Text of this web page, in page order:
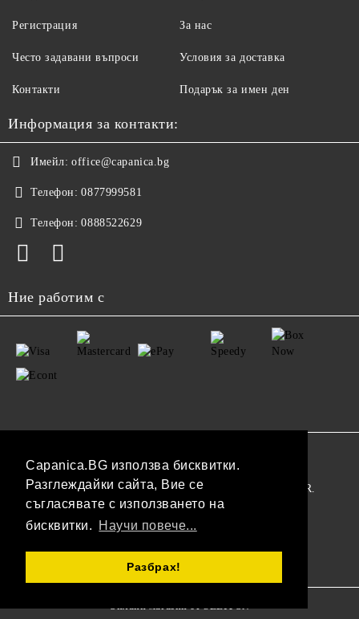
Capanica.BG използва бисквитки.
Разглеждайки сайта, Вие се
съгласявате с използването на
бисквитки.
Научи повече...
Разбрах!
Регистрация
Често задавани въпроси
Контакти
За нас
Условия за доставка
Подарък за имен ден
Информация за контакти:
Имейл: office@capanica.bg
Телефон: 0877999581
Телефон: 0888522629
Ние работим с
Нашият онлайн магазин е 100% съобразен с GDPR.
Моите лични данни
Онлайн магазин от SELITON